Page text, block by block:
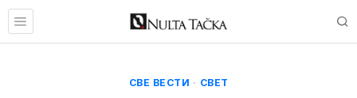
СВЕ ВЕСТИ · СВЕТ